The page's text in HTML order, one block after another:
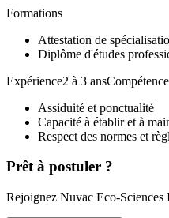
Formations
Attestation de
Diplôme d'études
Expérience2 à 3
Assiduité et ponctualité
Capacité à établir et à
Respect des normes et
Prêt à postuler ?
Rejoignez Nuvac Eco-Sciences